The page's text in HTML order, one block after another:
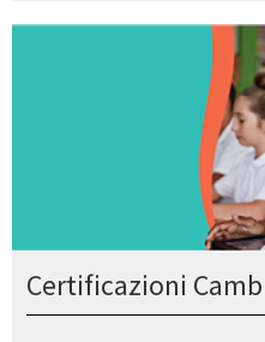
Certificazioni